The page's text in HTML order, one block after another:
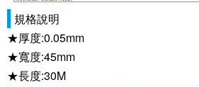
規格說明
★厚度:0.05mm
★寬度:45mm
★長度:30M